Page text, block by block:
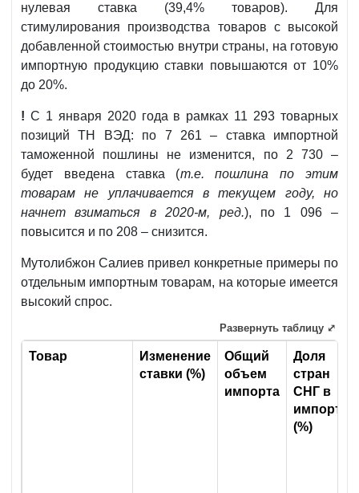
нулевая ставка (39,4% товаров). Для
стимулирования производства товаров с высокой
добавленной стоимостью внутри страны, на готовую
импортную продукцию ставки повышаются от 10%
до 20%.
! С 1 января 2020 года в рамках 11 293 товарных
позиций ТН ВЭД: по 7 261 – ставка импортной
таможенной пошлины не изменится, по 2 730 –
будет введена ставка (т.е. пошлина по этим
товарам не уплачивается в текущем году, но
начнет взиматься в 2020-м, ред.), по 1 096 –
повысится и по 208 – снизится.
Мутолибжон Салиев привел конкретные примеры по
отдельным импортным товарам, на которые имеется
высокий спрос.
Товар
Изменение
ставки (%)
Общий
объем
импорта
Доля
стран
СНГ в
импорте
(%)
Развернуть таблицу ⤢